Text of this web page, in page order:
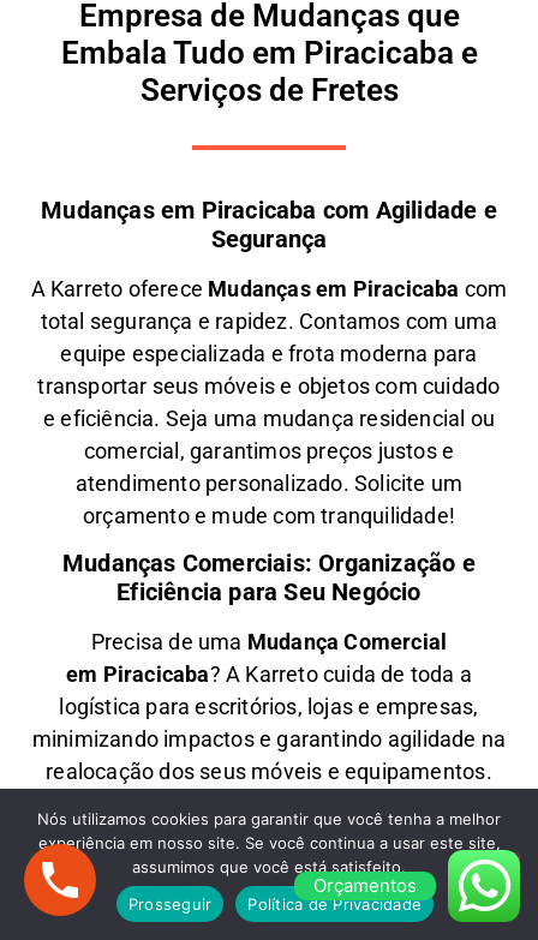
Empresa de Mudanças que
Embala Tudo em Piracicaba e
Serviços de Fretes
Mudanças em Piracicaba com Agilidade e
Segurança
A Karreto oferece Mudanças em Piracicaba com
total segurança e rapidez. Contamos com uma
equipe especializada e frota moderna para
transportar seus móveis e objetos comcuidado
e eficiência. Seja uma mudança residencial ou
comercial , garantimos preços justos e
atendimento personalizado. Solicite um
orçamento e mude com tranquilidade!
Mudanças Comerciais: Organização e
Eficiência para Seu Negócio
Precisa de uma Mudança Comercial
em Piracicaba? A Karretocuida de toda a
logística paraescritórios, lojas e empresas,
minimizando impactos e garantindo agilidade na
realocação dos seus móveis e equipamentos.
estratégico, sua empresavolta a operar
rapidamenteno novo endereço.
Fretes em Piracicaba: Transporte Rápido e
Orçamentos
Nós utilizamos cookies para garantir que você tenha a melhor
experiência em nosso site. Se você continua a usar este site,
assumimos que você está satisfeito.
Prosseguir
Política de Privacidade